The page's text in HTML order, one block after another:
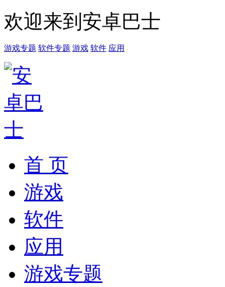
欢迎来到安卓巴士
游戏专题 软件专题 游戏 软件 应用
首 页
游戏
软件
应用
游戏专题